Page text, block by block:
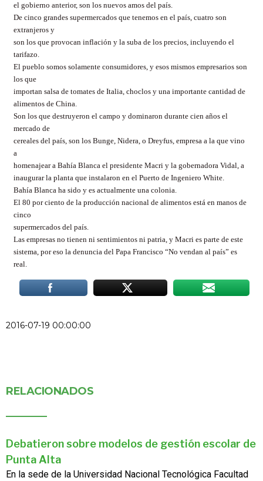
el gobierno anterior, son los nuevos amos del país.
De cinco grandes supermercados que tenemos en el país, cuatro son
extranjeros y
son los que provocan inflación y la suba de los precios, incluyendo el
tarifazo.
El pueblo somos solamente consumidores, y esos mismos empresarios son
los que
importan salsa de tomates de Italia, choclos y una importante cantidad de
alimentos de China.
Son los que destruyeron el campo y dominaron durante cien años el
mercado de
cereales del país, son los Bunge, Nidera, o Dreyfus, empresa a la que vino
a
homenajear a Bahía Blanca el presidente Macri y la gobernadora Vidal, a
inaugurar la planta que instalaron en el Puerto de Ingeniero White.
Bahía Blanca ha sido y es actualmente una colonia.
El 80 por ciento de la producción nacional de alimentos está en manos de
cinco
supermercados del país.
Las empresas no tienen ni sentimientos ni patria, y Macri es parte de este
sistema, por eso la denuncia del Papa Francisco “No vendan al país” es
real.
2016-07-19 00:00:00
RELACIONADOS
Debatieron sobre modelos de gestión escolar de
Punta Alta
En la sede de la Universidad Nacional Tecnológica Facultad